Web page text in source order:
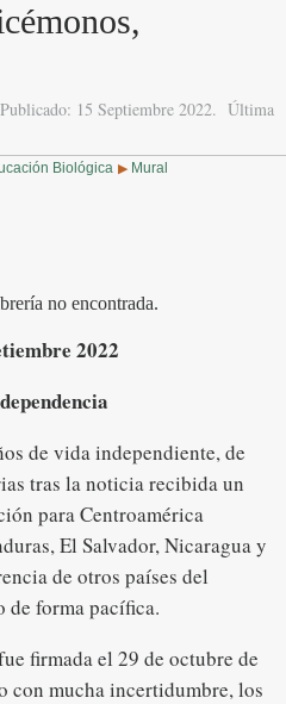
Publicado: 15 Septiembre 2022. Última
Biológica ▶ Mural
no encontrada.
2022
de vida independiente, de
tras la noticia recibida un
para Centroamérica
El Salvador, Nicaragua y
de otros países del
forma pacífica.
firmada el 29 de octubre de
con mucha incertidumbre, los